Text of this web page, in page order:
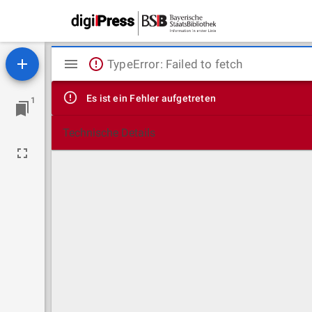
1
Mirador
Viewer
TypeError: Failed to fetch
Es ist ein Fehler aufgetreten
Technische Details